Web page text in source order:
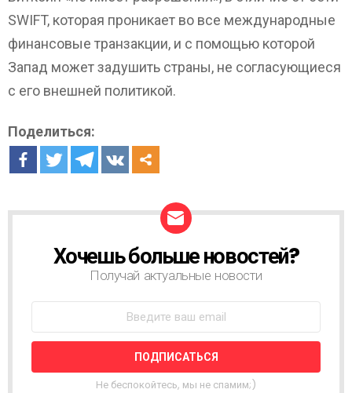
SWIFT, которая проникает во все международные
финансовые транзакции, и с помощью которой
Запад может задушить страны, не согласующиеся
с его внешней политикой.
Поделиться:
О
Т
Н
Я
Хочешь больше новостей?
Получай актуальные новости
Не беспокойтесь, мы не спамим;)